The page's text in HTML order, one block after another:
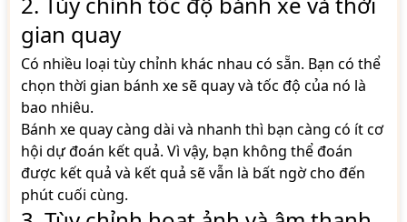
gian quay
Có nhiều loại tùy chỉnh khác nhau có sẵn. Bạn có thể
chọn thời gian bánh xe sẽ quay và tốc độ của nó là
bao nhiêu.
Bánh xe quay càng dài và nhanh thì bạn càng có ít cơ
hội dự đoán kết quả. Vì vậy, bạn không thể đoán
được kết quả và kết quả sẽ vẫn là bất ngờ cho đến
phút cuối cùng.